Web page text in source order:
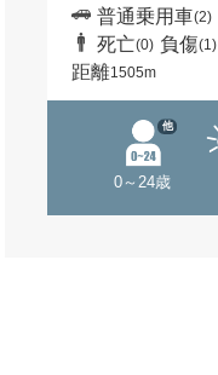
普通乗用車(2)
死亡(0) 負傷(1)
距離1505m
0～24歳
他